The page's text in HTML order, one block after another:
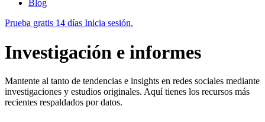
Blog
Prueba gratis 14 días Inicia sesión.
Investigación e informes
Mantente al tanto de tendencias e insights en redes sociales mediante
investigaciones y estudios originales. Aquí tienes los recursos más
recientes respaldados por datos.